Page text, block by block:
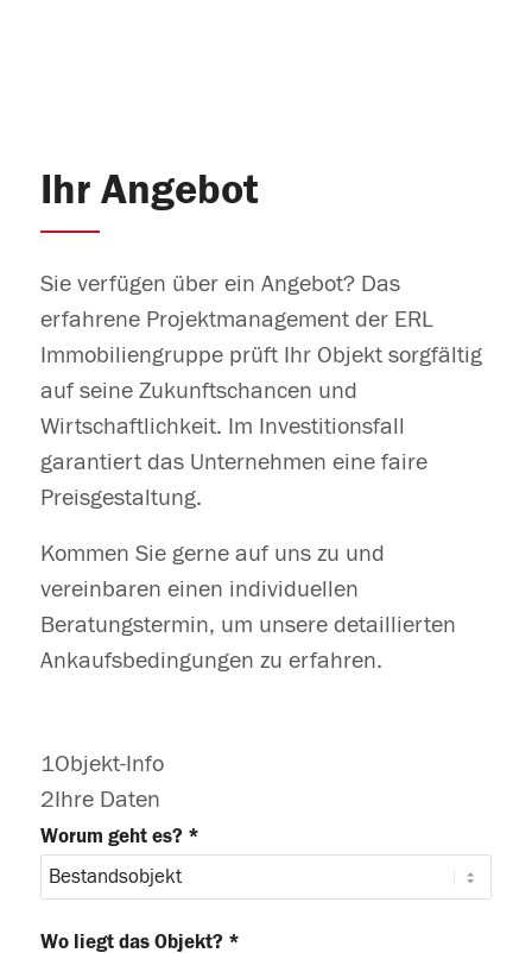
Ihr Angebot
Sie verfügen über ein Angebot? Das
erfahrene Projektmanagement der ERL
Immobiliengruppe prüft Ihr Objekt sorgfältig
auf seine Zukunftschancen und
Wirtschaftlichkeit. Im Investitionsfall
garantiert das Unternehmen eine faire
Preisgestaltung.
Kommen Sie gerne auf uns zu und
vereinbaren einen individuellen
Beratungstermin, um unsere detaillierten
Ankaufsbedingungen zu erfahren.
1Objekt-Info
2Ihre Daten
Worum geht es? *
Wo liegt das Objekt? *